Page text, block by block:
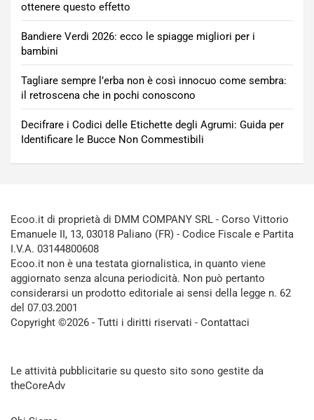
ottenere questo effetto
Bandiere Verdi 2026: ecco le spiagge migliori per i
bambini
Tagliare sempre l’erba non è così innocuo come sembra:
il retroscena che in pochi conoscono
Decifrare i Codici delle Etichette degli Agrumi: Guida per
Identificare le Bucce Non Commestibili
Ecoo.it di proprietà di DMM COMPANY SRL - Corso Vittorio
Emanuele II, 13, 03018 Paliano (FR) - Codice Fiscale e Partita
I.V.A. 03144800608
Ecoo.it non è una testata giornalistica, in quanto viene
aggiornato senza alcuna periodicità. Non può pertanto
considerarsi un prodotto editoriale ai sensi della legge n. 62
del 07.03.2001
Copyright ©2026 - Tutti i diritti riservati - Contattaci
Le attività pubblicitarie su questo sito sono gestite da
theCoreAdv